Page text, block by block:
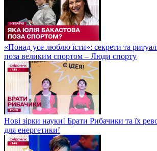
«Понад усе люблю їсти»: секрети та
поза великим спортом – Люди спорту
Нові зірки науки! Брати Рибачики та їх
для енергетики!